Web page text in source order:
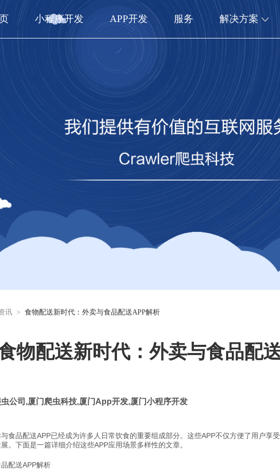
小程序开发 APP开发 服务 解决方案
讯 > 食物配送新时代：外卖与食品配送APP解析
物配送新时代：外卖与食品配
公司 ,厦门爬虫科技,厦门 App开发,厦门小程序开发
食品配送APP已经成为许多人日常饮食的重要组成部分。这些APP不仅方便了用户享
。下面是一篇详细介绍这些APP应用场景多样性的文章。
配送APP解析